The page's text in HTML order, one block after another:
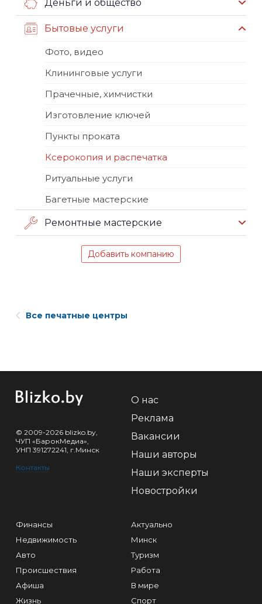
Деньги и общество
Бытовые услуги
Фото, видео
Клининговые услуги
Прачечные, химчистки
Изготовление ключей
Пункты проката
Ксерокопия и распечатка
Ритуальные услуги
Багетные мастерские
Ремонтные мастерские
Добавить компанию
Все печатные центры
© 2009-2026 blizko.by,
ЧУП «БарокМедиа»,
УНП 391272241, г.Минск
Контакты
О нас
Реклама
Вакансии
Наши авторы
Наши эксперты
Новостройки
Финансы
Недвижимость
Авто
Происшествия
Афиша
Жизнь
Актуально
Минск
Туризм
Работа
В мире
Спорт